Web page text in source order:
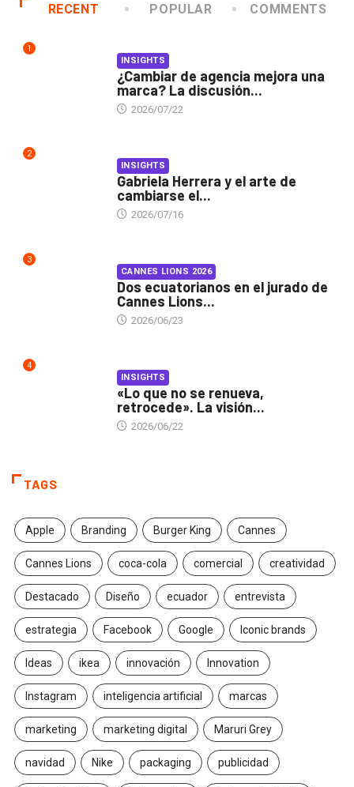
RECENT POPULAR COMMENTS
1
INSIGHTS
¿Cambiar de agencia mejora una
marca? La discusión...
2026/07/22
2
INSIGHTS
Gabriela Herrera y el arte de
cambiarse el...
2026/07/16
3
CANNES LIONS 2026
Dos ecuatorianos en el jurado de
Cannes Lions...
2026/06/23
4
INSIGHTS
«Lo que no se renueva,
retrocede». La visión...
2026/06/22
TAGS
Apple Branding Burger King Cannes
Cannes Lions coca-cola comercial creatividad
Destacado Diseño ecuador entrevista
estrategia Facebook Google Iconic brands
Ideas ikea innovación Innovation
Instagram inteligencia artificial marcas
marketing marketing digital Maruri Grey
navidad Nike packaging publicidad